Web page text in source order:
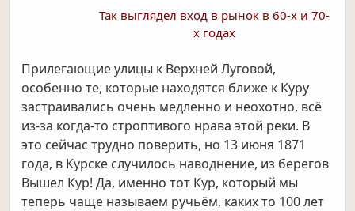
Так выглядел вход в рынок в 60-х и 70-
х годах
Прилегающие улицы к Верхней Луговой,
особенно те, которые находятся ближе к Куру
застраивались очень медленно и неохотно, всё
из-за когда-то строптивого нрава этой реки. В
это сейчас трудно поверить, но 13 июня 1871
года, в Курске случилось наводнение, из берегов
Вышел Кур! Да, именно тот Кур, который мы
теперь чаще называем ручьём, каких то 100 лет